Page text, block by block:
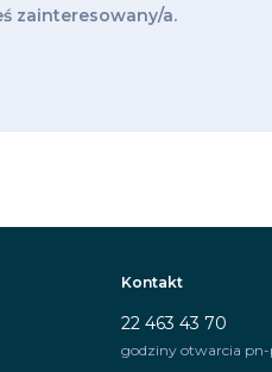
Kontakt
22 463 43 70
godziny otwarcia